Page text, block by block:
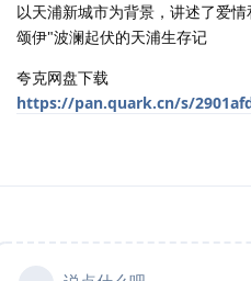
以天浦新城市为背景，讲述了爱
颂伊"波澜起伏的天浦生存记
夸克网盘下载
https://pan.quark.cn/s/